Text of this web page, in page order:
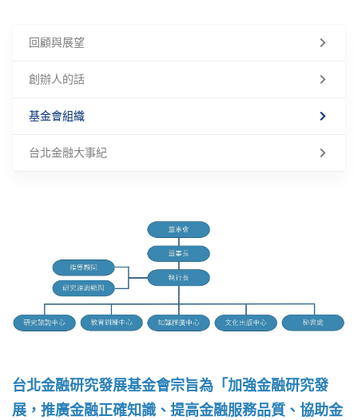
回顧與展望
創辦人的話
基金會組織
台北金融大事紀
台北金融研究發展基金會宗旨為「加強金融研究發
展，推廣金融正確知識、提高金融服務品質、協助金